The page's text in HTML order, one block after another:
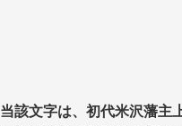
当該文字は、初代米沢藩主